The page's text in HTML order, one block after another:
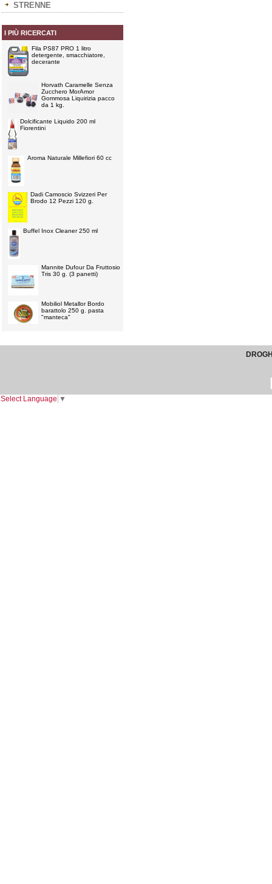
STRENNE
I PIÙ RICERCATI
Fila PS87 PRO 1 litro
detergente, smacchiatore,
decerante
Horvath Caramelle Senza
Zucchero MorAmor
Gommosa Liquirizia pacco
da 1 kg.
Dolcificante Liquido 200 ml
Fiorentini
Aroma Naturale Millefiori 60 cc
Dadi Camoscio Svizzeri Per
Brodo 12 Pezzi 120 g.
Buffel Inox Cleaner 250 ml
Mannite Dufour Da Fruttosio
Tris 30 g. (3 panetti)
Mobiliol Metallor Bordo
barattolo 250 g. pasta
"manteca"
Select Language ▼